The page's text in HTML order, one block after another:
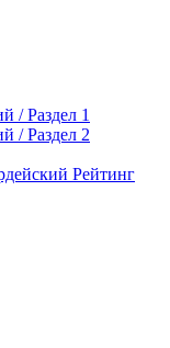
/ Раздел 1
/ Раздел 2
Рейтинг